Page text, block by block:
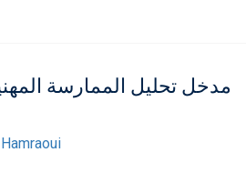
مدخل تحليل الممارسة